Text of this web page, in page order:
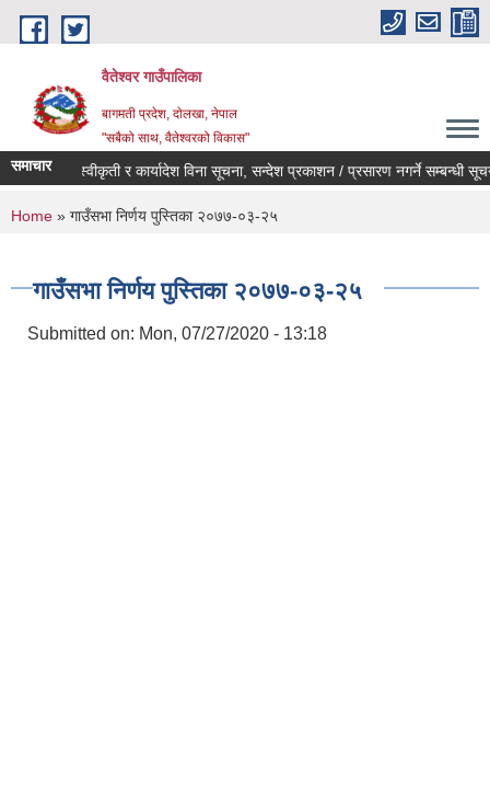
Skip to main content
वैतेश्वर गाउँपालिका
बागमती प्रदेश, दाेलखा, नेपाल
"सबैको साथ, वैतेश्वरको विकास"
समाचारपूर्व स्वीकृती र कार्यादेश विना सूचना, सन्देश प्रकाशन / प्रसारण नगर्ने सम्बन्धी सूचना ।
You are here
Home » गाउँसभा निर्णय पुस्तिका २०७७-०३-२५
गाउँसभा निर्णय पुस्तिका २०७७-०३-२५
Submitted on: Mon, 07/27/2020 - 13:18